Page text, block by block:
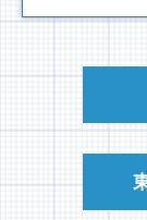
博士後期課
ました。
檀上梨花さ
ッション賞